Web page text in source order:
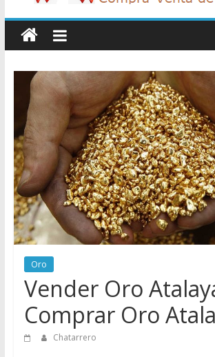
Chatarreros
–
Precio
de
Chatarra
Directorio
de
Chatarreros
vender
Chatarra
Oro
Vender Oro
Comprar Oro
Chatarrero